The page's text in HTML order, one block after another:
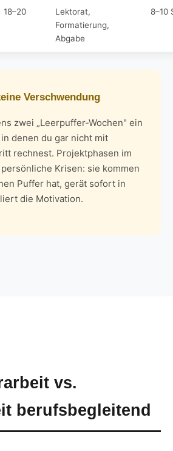
18–20
Lektorat,
Formatierung,
Abgabe
8–10
Verschwendung
zwei „Leerpuffer-Wochen" ein
denen du gar nicht mit
rechnest. Projektphasen im
Krisen: sie kommen
Puffer hat, gerät sofort in
die Motivation.
vs.
berufsbegleitend